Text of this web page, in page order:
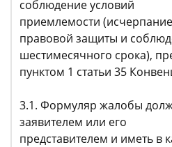
соблюдение условий
приемлемости
правовой защиты и
шестимесячного срока),
пунктом 1 статьи 35
3.1. Формуляр жалобы
заявителем или его
представителем и иметь в